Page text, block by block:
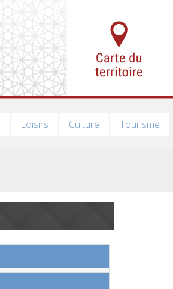
Loisirs Culture
Tourisme